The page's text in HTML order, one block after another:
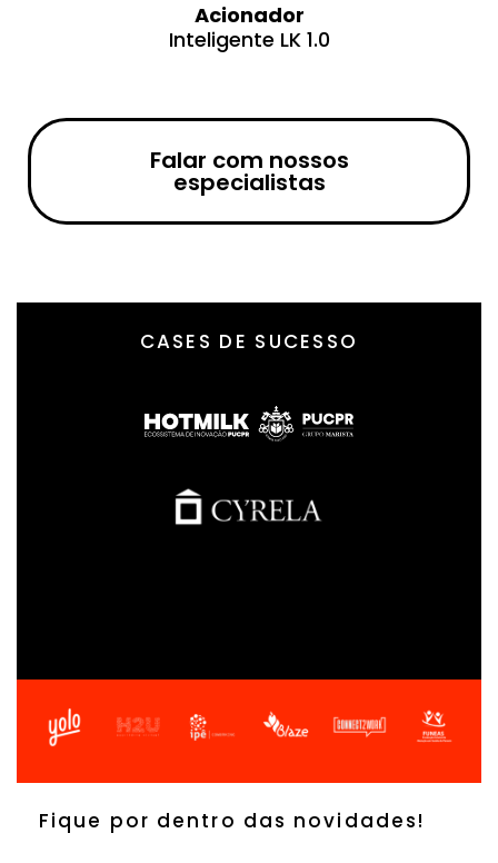
Acionador
Inteligente LK 1.0
Falar com nossos
especialistas
CASES DE SUCESSO
Fique por dentro das novidades!